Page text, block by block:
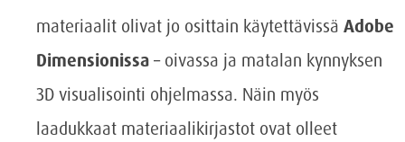
materiaalit olivat jo osittain käytettävissä Adobe
Dimensionissa – oivassa ja matalan kynnyksen
3D visualisointi ohjelmassa. Näin myös
laadukkaat materiaalikirjastot ovat olleet